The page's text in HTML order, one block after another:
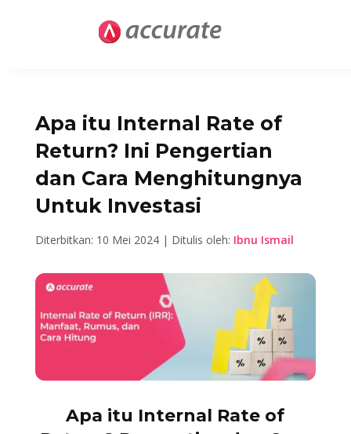
Apa itu Internal Rate of
Return? Ini Pengertian
dan Cara Menghitungnya
Untuk Investasi
Diterbitkan: 10 Mei 2024 | Ditulis oleh: Ibnu Ismail
Apa itu Internal Rate of